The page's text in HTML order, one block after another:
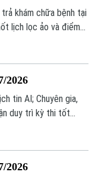
khám chữa bệnh tại
lịch lọc ảo và điểm
2026
tin AI; Chuyên gia,
duy trì kỳ thi tốt
2026